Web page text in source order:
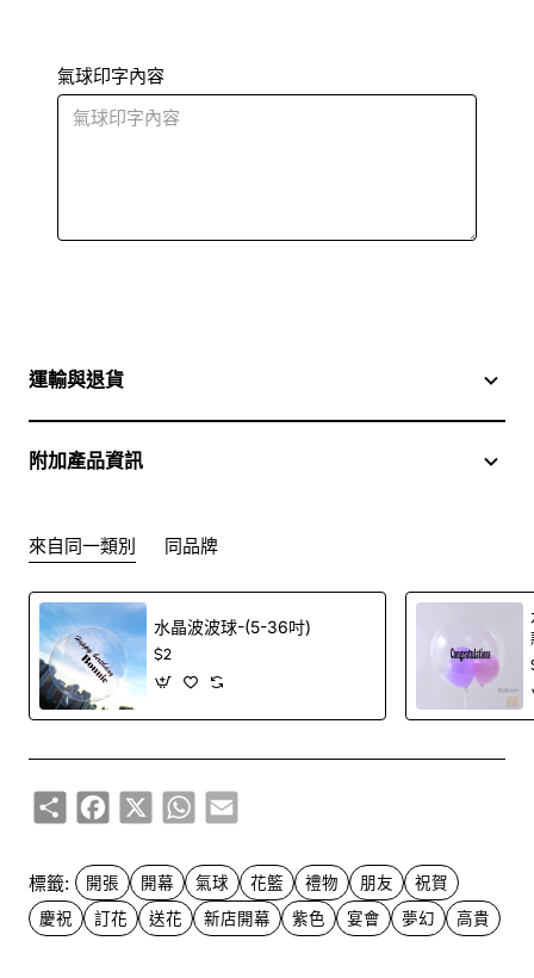
氣球印字內容
運輸與退貨
附加產品資訊
來自同一類別 同品牌
水晶波波球-(5-36吋)
$2
ShareFacebook
X WhatsApp
Email
標籤: 開張 開幕 氣球 花籃 禮物 朋友
祝賀
慶祝
訂花 送花 新店開幕 紫色 宴會 夢幻 高貴